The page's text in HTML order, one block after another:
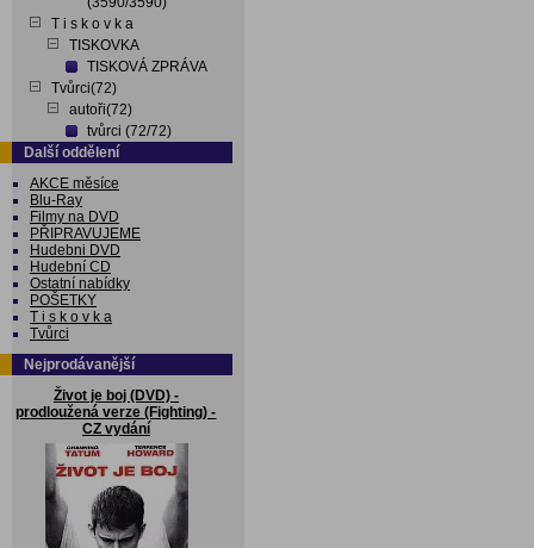
T i s k o v k a
TISKOVKA
TISKOVÁ ZPRÁVA
Tvůrci(72)
autoři(72)
tvůrci (72/72)
Další oddělení
AKCE měsíce
Blu-Ray
Filmy na DVD
PŘIPRAVUJEME
Hudebni DVD
Hudební CD
Ostatní nabídky
POŠETKY
T i s k o v k a
Tvůrci
Nejprodávanější
Život je boj (DVD) -
prodloužená verze (Fighting) -
CZ vydání